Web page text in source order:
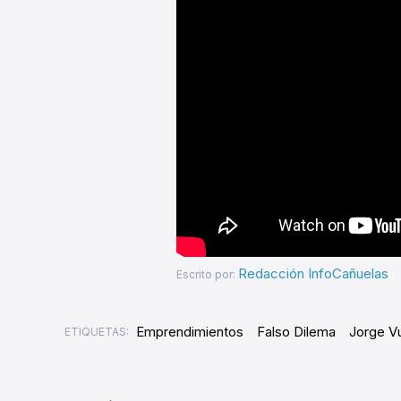
Escrito por: Redacción InfoCañuelas
ETIQUETAS: Emprendimientos Falso Dilema Jorge